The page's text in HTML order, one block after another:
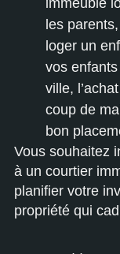
immeuble
les
loger un
vos
ville,
coup de
bon
Vous souhaitez
à un courtier
planifier votre
propriété qui